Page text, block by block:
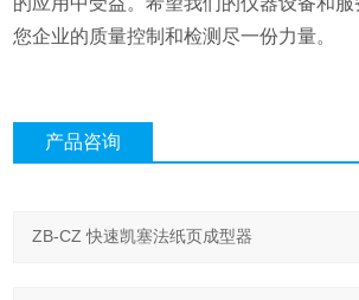
您企业的质量控制和检测尽一份力量。
产品咨询